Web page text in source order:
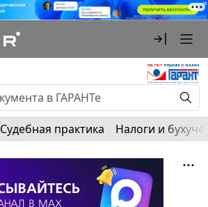
Судебная практика Налоги и